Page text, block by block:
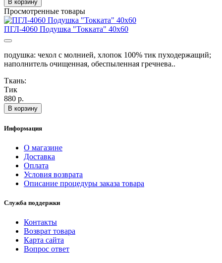
В корзину
Просмотренные товары
ПГЛ-4060 Подушка "Токката" 40х60
подушка: чехол с молнией, хлопок 100% тик пуходержащий;
наполнитель очищенная, обеспыленная гречнева..
Ткань:
Тик
880 р.
В корзину
Информация
О магазине
Доставка
Оплата
Условия возврата
Описание процедуры заказа товара
Служба поддержки
Контакты
Возврат товара
Карта сайта
Вопрос ответ